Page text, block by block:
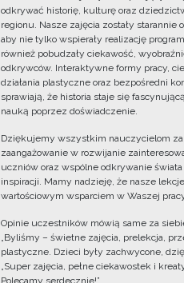
odkrywać historię, kulturę oraz
regionu. Nasze zajęcia zostały starannie
aby nie tylko wspierały realizację
również pobudzały ciekawość,
odkrywców. Interaktywne formy pracy,
działania plastyczne oraz bezpośredni
sprawiają, że historia staje się
nauką poprzez doświadczenie.
Dziękujemy wszystkim nauczycielom
zaangażowanie w rozwijanie
uczniów oraz wspólne odkrywanie
inspiracji. Mamy nadzieję, że nasze
wartościowym wsparciem w Waszej
Opinie uczestników mówią same za
„Byliśmy – świetne zajęcia, prelekcja,
plastyczne. Dzieci były zachwycone,
„Super zajęcia, pełne ciekawostek i